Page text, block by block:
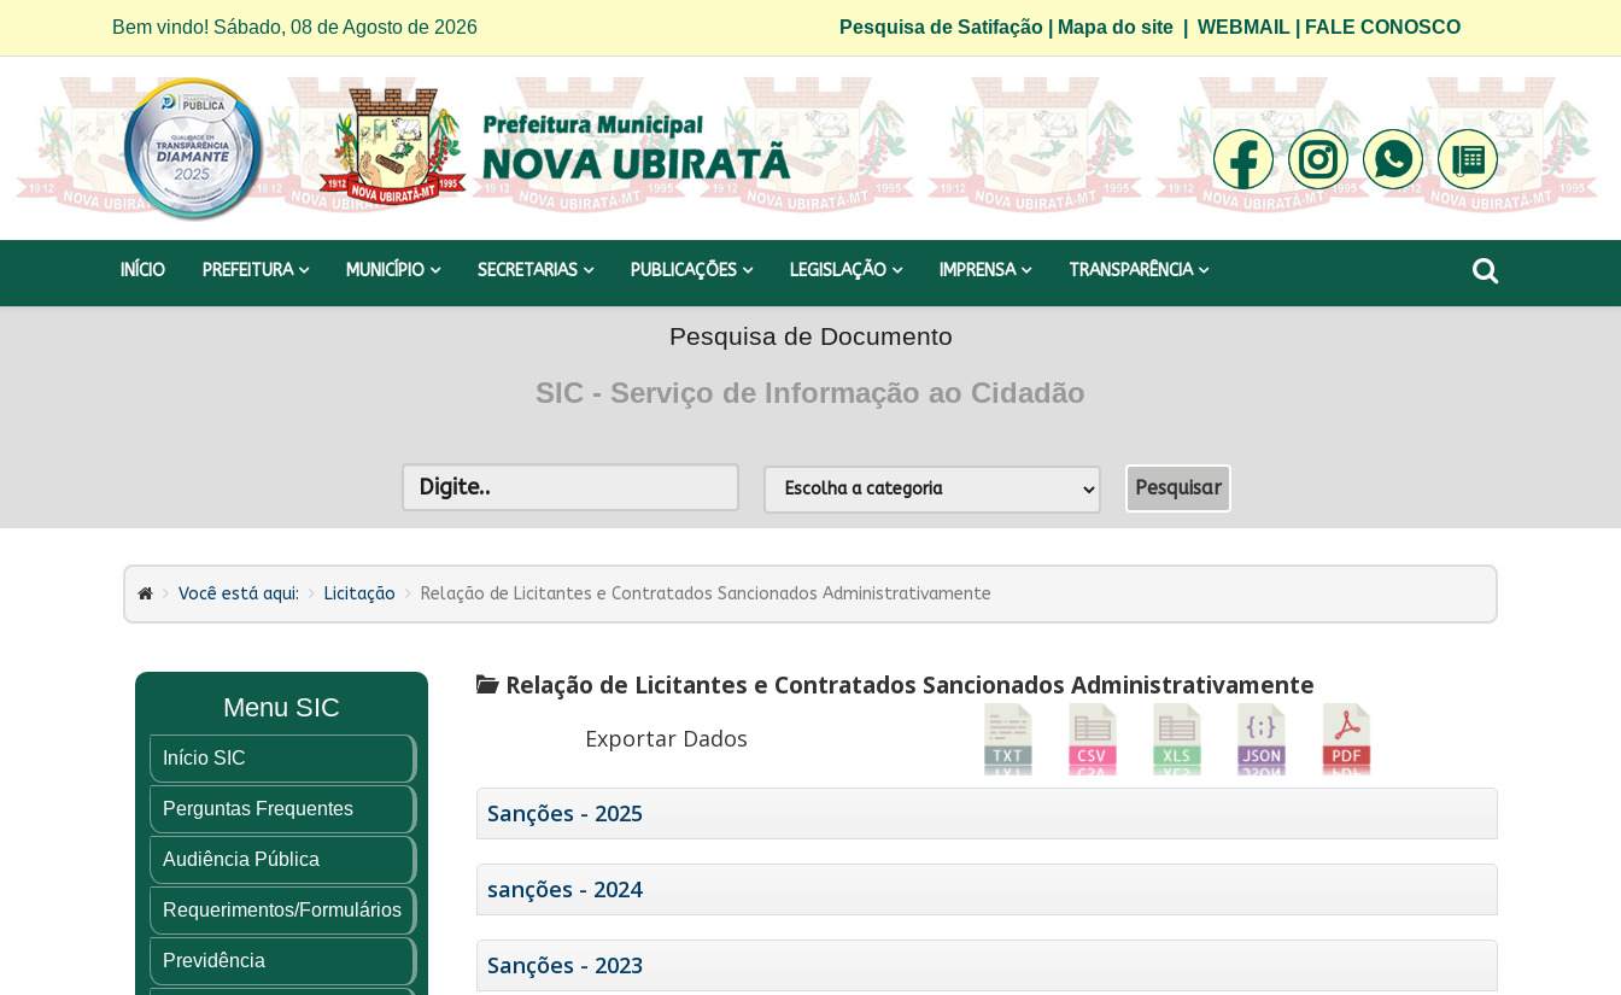
Bem vindo! Sábado, 08 de Agosto de 2026 Pesquisa de Satifação| Mapa do site| WEBMAIL| FALE CONOSCO
INÍCIO PREFEITURA MUNICÍPIO SECRETARIAS PUBLICAÇÕES LEGISLAÇÃO IMPRENSA TRANSPARÊNCIA
Pesquisa de Documento
SIC - Serviço de Informação ao Cidadão
Você está aqui: Licitação Relação de Licitantes e Contratados Sancionados Administrativamente
Menu SIC
Início SIC
Perguntas Frequentes
Audiência Pública
Requerimentos/Formulários
Previdência
Relação de Licitantes e Contratados Sancionados Administrativamente
Exportar Dados
Sanções - 2025
sanções - 2024
Sanções - 2023